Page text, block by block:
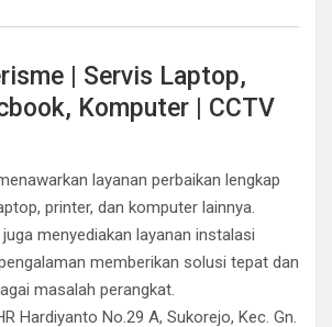
| Servis Laptop,
Komputer | CCTV
layanan perbaikan lengkap
printer, dan komputer lainnya.
menyediakan layanan instalasi
memberikan solusi tepat dan
masalah perangkat.
Hardiyanto No.29 A, Sukorejo, Kec. Gn.